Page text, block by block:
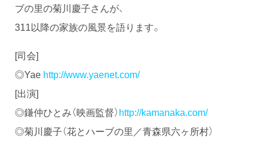
ブの里の菊川慶子さんが、
311以降の家族の風景を語ります。
[司会]
◎Yae http://www.yaenet.com/
[出演]
◎鎌仲ひとみ（映画監督）http://kamanaka.com/
◎菊川慶子（花とハーブの里／青森県六ヶ所村）